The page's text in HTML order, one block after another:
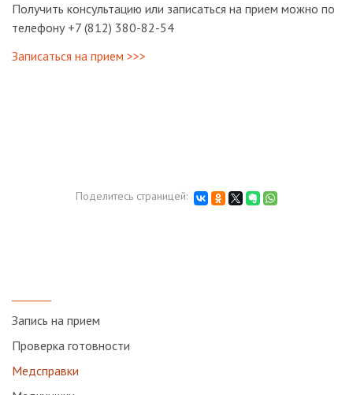
Получить консультацию или записаться на прием можно по
телефону +7 (812) 380-82-54
Записаться на прием >>>
Поделитесь страницей:
Запись на прием
Проверка готовности
Медсправки